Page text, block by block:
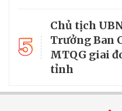
5
Chủ tịch
Trưởng Ban
MTQG giai
tỉnh